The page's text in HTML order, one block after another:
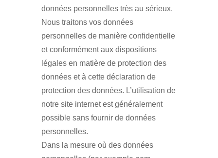
données personnelles très au sérieux.
Nous traitons vos données
personnelles de manière confidentielle
et conformément aux dispositions
légales en matière de protection des
données et à cette déclaration de
protection des données. L’utilisation de
notre site internet est généralement
possible sans fournir de données
personnelles.
Dans la mesure où des données